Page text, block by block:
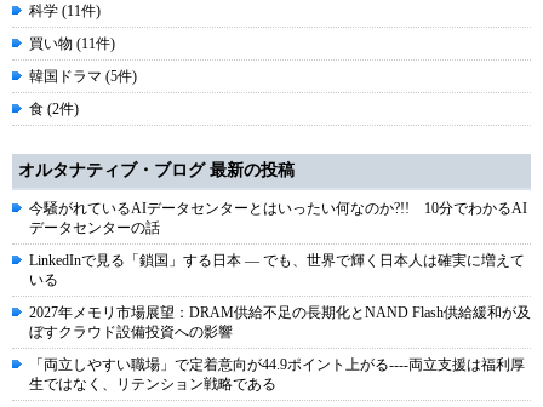
科学 (11件)
買い物 (11件)
韓国ドラマ (5件)
食 (2件)
オルタナティブ・ブログ 最新の投稿
今騒がれているAIデータセンターとはいったい何なのか?!! 10分でわかるAI
データセンターの話
LinkedInで見る「鎖国」する日本 ― でも、世界で輝く日本人は確実に増えて
いる
2027年メモリ市場展望：DRAM供給不足の長期化とNAND Flash供給緩和が及
ぼすクラウド設備投資への影響
「両立しやすい職場」で定着意向が44.9ポイント上がる----両立支援は福利厚
生ではなく、リテンション戦略である